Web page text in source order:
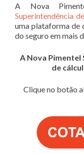
A Nova
Superintendência
uma plataforma de
do seguro em mais
A Nova Pimentel
de
Clique no botão